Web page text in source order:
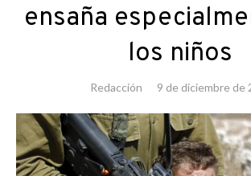
ensaña
los niños
Redacción 9 de diciembre de